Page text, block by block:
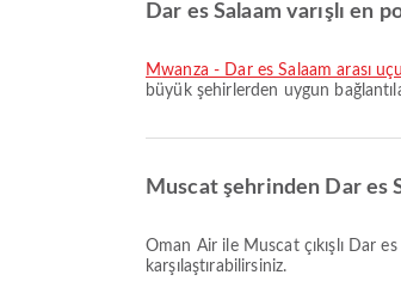
Dar es Salaam varışlı en
Mwanza - Dar es Salaam arası
büyük şehirlerden uygun
Muscat şehrinden Dar es
Oman Air ile Muscat çıkışlı Dar es Salaam varışlı en erken uçuş 09:15 saatinde kalkar. Bu tarifeyi görüntüleyebilir ve Airpaz üzerinden diğer mevcut uçuş seçeneklerini
karşılaştırabilirsiniz.